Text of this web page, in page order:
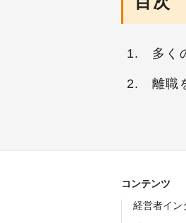
多く
離職
コンテンツ
経営者イン